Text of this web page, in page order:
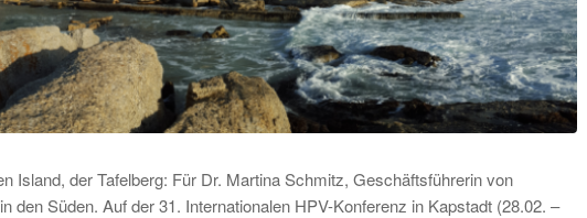
Island, der Tafelberg: Für Dr. Martina Schmitz, Geschäftsführerin von
den Süden. Auf der 31. Internationalen HPV-Konferenz in Kapstadt (28.02. –